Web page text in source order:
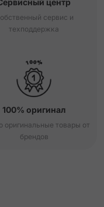
центр
сервис и
техподдержка
100% оригинал
оригинальные товары от
брендов